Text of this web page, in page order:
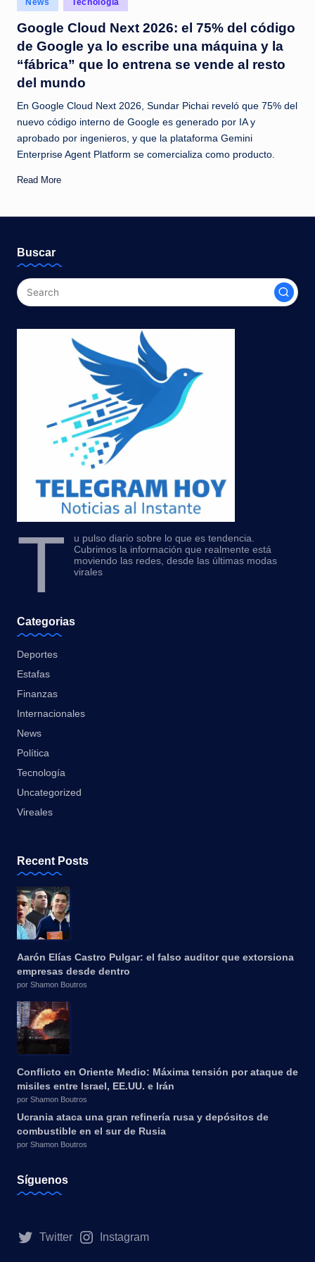
c
i
a
s
a
l
i
t
n
t
e
in
News Tecnología
Google Cloud Next 2026: el 75% del código
de Google ya lo escribe una máquina y la
“fábrica” que lo entrena se vende al resto
del mundo
En Google Cloud Next 2026, Sundar Pichai reveló que 75% del
nuevo código interno de Google es generado por IA y
aprobado por ingenieros, y que la plataforma Gemini
Enterprise Agent Platform se comercializa como producto.
Read More
Buscar
T
u pulso diario sobre lo que es tendencia.
Cubrimos la información que realmente está
moviendo las redes, desde las últimas modas
virales
Categorias
Deportes
Estafas
Finanzas
Internacionales
News
Política
Tecnología
Uncategorized
Vireales
Recent Posts
Aarón Elías Castro Pulgar: el falso auditor que extorsiona
empresas desde dentro
por Shamon Boutros
Conflicto en Oriente Medio: Máxima tensión por ataque de
misiles entre Israel, EE.UU. e Irán
por Shamon Boutros
Ucrania ataca una gran refinería rusa y depósitos de
combustible en el sur de Rusia
por Shamon Boutros
Síguenos
Twitter Instagram